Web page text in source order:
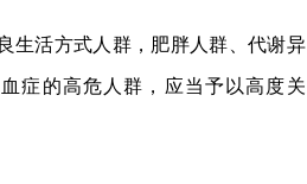
生活方式人群，肥胖人群、代谢异
症的高危人群，应当予以高度关